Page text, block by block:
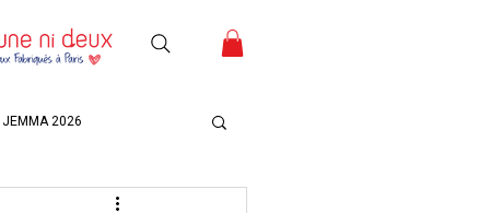
JEMMA 2026